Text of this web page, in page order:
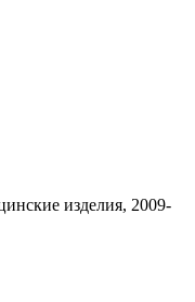
изделия, 2009-